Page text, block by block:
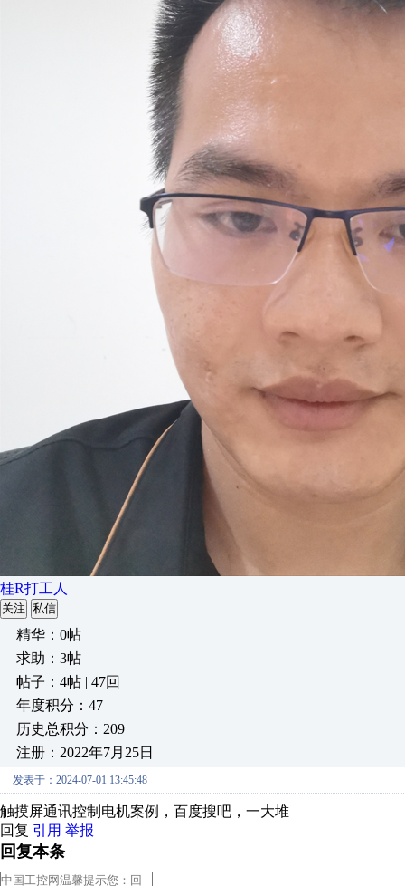
桂R打工人
关注 私信
精华：0帖
求助：3帖
帖子：4帖 | 47回
年度积分：47
历史总积分：209
注册：2022年7月25日
发表于：2024-07-01 13:45:48
触摸屏通讯控制电机案例，百度搜吧，一大堆
回复 引用 举报
回复本条